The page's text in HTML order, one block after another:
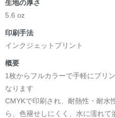
生地の厚さ
5.6 oz
印刷手法
インクジェットプリント
概要
1枚からフルカラーで手軽にプリ
なります
CMYKで印刷され、耐熱性・耐水
ら、色褪せしにくく、水に濡れて